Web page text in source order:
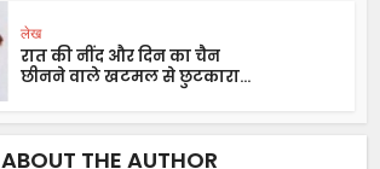
लेख
रात की नींद और दिन का चैन
छीनने वाले खटमल से छुटकारा...
ABOUT THE AUTHOR